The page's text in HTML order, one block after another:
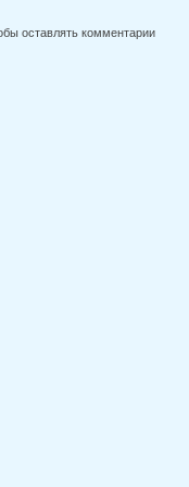
оставлять комментарии